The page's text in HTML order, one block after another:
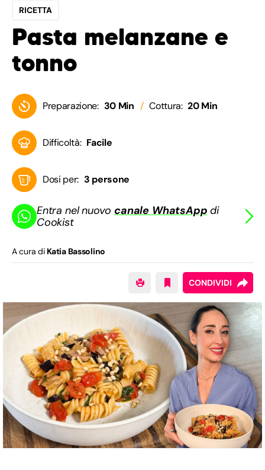
RICETTA
Pasta melanzane e
tonno
Preparazione: 30 Min Cottura: 20 Min
Difficoltà: Facile
Dosi per: 3 persone
Entra nel nuovocanale WhatsApp di
Cookist
A cura di Katia Bassolino
CONDIVIDI